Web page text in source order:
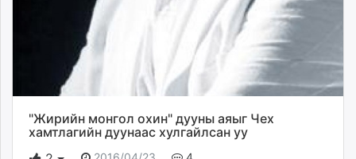
"Жирийн монгол охин" дууны аяыг Чех
хамтлагийн дуунаас хулгайлсан уу